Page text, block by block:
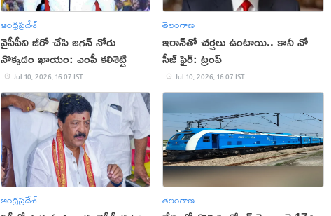
ఆంధ్రప్రదేశ్
వైసీపీని జీరో చేసి జగన్ నోరు
నొక్కడం ఖాయం: ఎంపీ కలిశెట్టి
Jul 10, 2026, 16:07 IST
తెలంగాణ
‌ఇరాన్‌తో చర్చలు ఉంటాయి.. కానీ నో
సీజ్ ఫైర్: ట్రంప్
Jul 10, 2026, 16:07 IST
ఆంధ్రప్రదేశ్ తెలంగాణ